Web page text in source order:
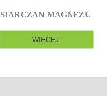
SIARCZAN MAGNEZU
WIĘCEJ